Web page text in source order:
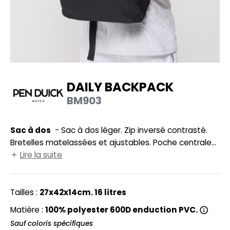
DE SERIE
VISIBILITE
MODULABLES
DE MAISON
IN EUROPE
YOUR BRAND
SI ON L'APPELAIT FRANCIS
HALES
DAILY BACKPACK
BM903
Sac à dos
Bretelles matelassées et ajustables. Poche centrale
et poche avant fonctionelles. Surface d'impression :
Lire la suite
Tailles : 27x42x14cm. 16 litres
Matière : 100% polyester 600D enduction PVC.
Sauf coloris spécifiques